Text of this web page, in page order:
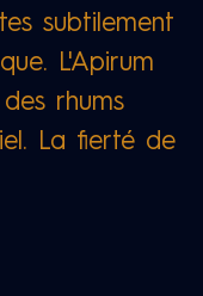
subtilement
L'Apirum
rhums
La fierté de